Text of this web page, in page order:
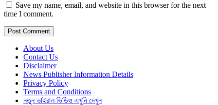
Save my name, email, and website in this browser for the next
time I comment.
About Us
Contact Us
Disclaimer
News Publisher Information Details
Privacy Policy
Terms and Conditions
নতুন ভাইরাল ভিডিও এখুনি দেখুন